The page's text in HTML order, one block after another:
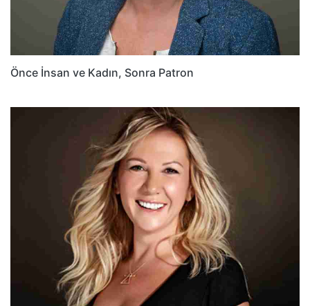
Önce İnsan ve Kadın, Sonra Patron